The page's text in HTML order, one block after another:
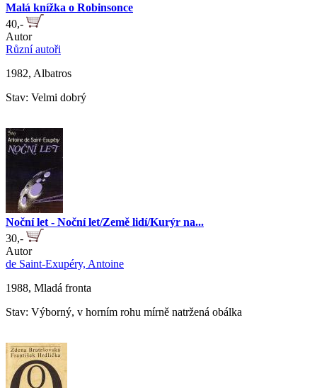
Malá knížka o Robinsonce
40,-
Autor
Různí autoři
1982, Albatros
Stav: Velmi dobrý
Noční let - Noční let/Země lidí/Kurýr na...
30,-
Autor
de Saint-Exupéry, Antoine
1988, Mladá fronta
Stav: Výborný, v horním rohu mírně natržená obálka